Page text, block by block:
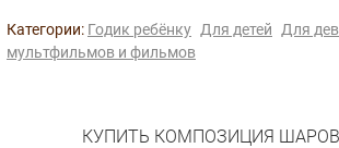
Категории: Годик ребёнку Для детей Для
мультфильмов и фильмов
КУПИТЬ КОМПОЗИЦИЯ